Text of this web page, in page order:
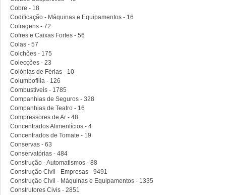
Cobre - 18
Codificação - Máquinas e Equipamentos - 16
Cofragens - 72
Cofres e Caixas Fortes - 56
Colas - 57
Colchões - 175
Colecções - 23
Colónias de Férias - 10
Columbofilia - 126
Combustíveis - 1785
Companhias de Seguros - 328
Companhias de Teatro - 16
Compressores de Ar - 48
Concentrados Alimentícios - 4
Concentrados de Tomate - 19
Conservas - 63
Conservatórias - 484
Construção - Automatismos - 88
Construção Civil - Empresas - 9491
Construção Civil - Máquinas e Equipamentos - 1335
Construtores Civis - 2851